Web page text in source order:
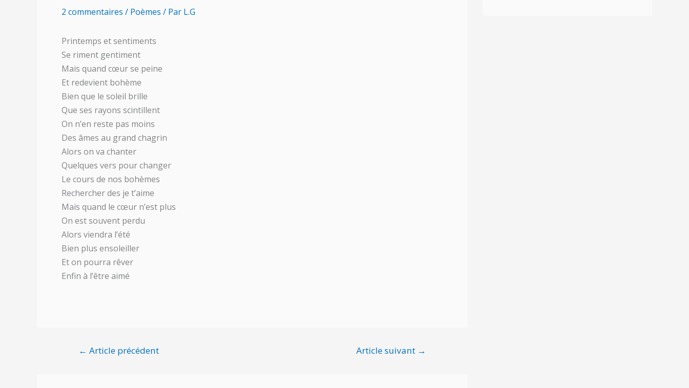
2 commentaires / Poèmes / Par L.G
Printemps et sentiments
Se riment gentiment
Mais quand cœur se peine
Et redevient bohème
Bien que le soleil brille
Que ses rayons scintillent
On n’en reste pas moins
Des âmes au grand chagrin
Alors on va chanter
Quelques vers pour changer
Le cours de nos bohèmes
Rechercher des je t’aime
Mais quand le cœur n’est plus
On est souvent perdu
Alors viendra l’été
Bien plus ensoleiller
Et on pourra rêver
Enfin à l’être aimé
Navigation
← Article précédent Article suivant →